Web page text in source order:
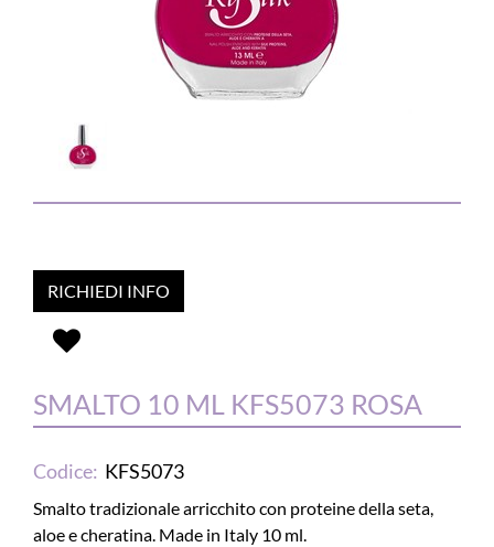
RICHIEDI INFO
SMALTO 10 ML KFS5073 ROSA
Codice: KFS5073
Smalto tradizionale arricchito con proteine della seta,
aloe e cheratina. Made in Italy 10 ml.